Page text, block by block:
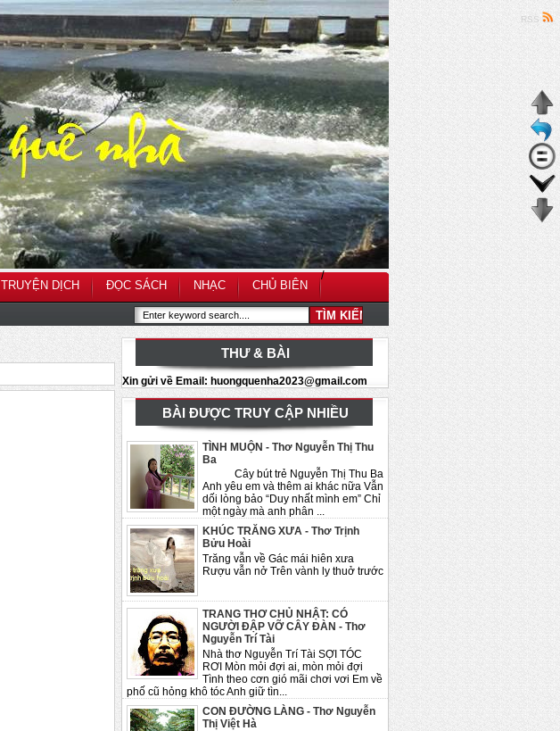
TRUYỆN DỊCH
/
ĐỌC SÁCH NHẠC CHỦ BIÊN
RSS
THƯ & BÀI
Xin gửi về Email: huongquenha2023@gmail.com
BÀI ĐƯỢC TRUY CẬP NHIỀU
TÌNH MUỘN - Thơ Nguyễn Thị Thu
Ba
Cây bút trẻ Nguyễn Thị Thu Ba
Anh yêu em và thêm ai khác nữa Vẫn
dối lòng bảo “Duy nhất mình em” Chỉ
một ngày mà anh phân ...
KHÚC TRĂNG XƯA - Thơ Trịnh
Bửu Hoài
Trăng vẫn về Gác mái hiên xưa
Rượu vẫn nở Trên vành ly thuở trước
TRANG THƠ CHỦ NHẬT: CÓ
NGƯỜI ĐẬP VỠ CÂY ĐÀN - Thơ
Nguyễn Trí Tài
Nhà thơ Nguyễn Trí Tài SỢI TÓC
RƠI Mòn mỏi đợi ai, mòn mỏi đợi
Tình theo cơn gió mãi chơi vơi Em về
phố cũ hỏng khô tóc Anh giữ tìn...
CON ĐƯỜNG LÀNG - Thơ Nguyễn
Thị Việt Hà